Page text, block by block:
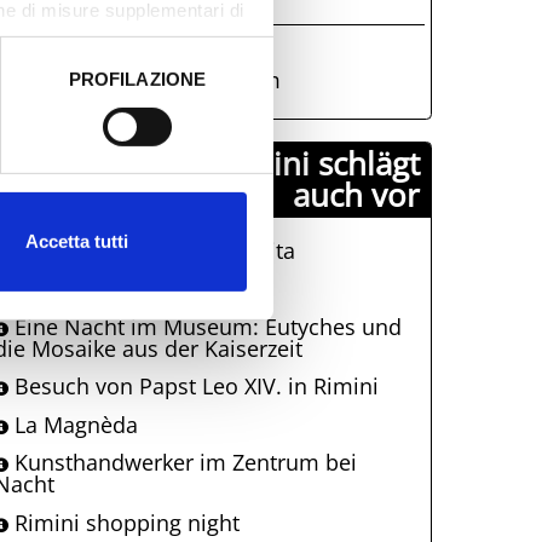
di misure supplementari di
PROFILAZIONE
Accetta tutti
degli Artisti RImini
327 847 5141
sorridolibero@gmail.com
Comune di Rimini schlägt
auch vor
La Terrazza Della Dolce Vita
Sagen, Meer, Essen
Eine Nacht im Museum: Eutyches und
Mosaike aus der Kaiserzeit
Besuch von Papst Leo XIV. in Rimini
La Magnèda
Kunsthandwerker im Zentrum bei
Rimini shopping night